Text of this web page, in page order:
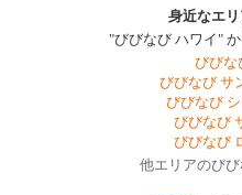
身近なエ
"びびなび ハワイ"
びびな
びびなび サ
びびなび
びびなび
びびなび
他エリアのび